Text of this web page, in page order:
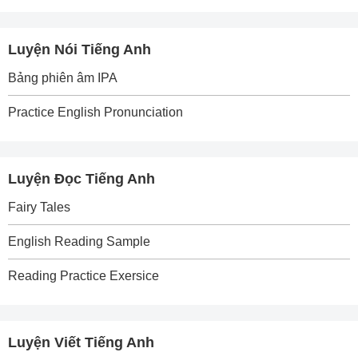
Luyện Nói Tiếng Anh
Bảng phiên âm IPA
Practice English Pronunciation
Luyện Đọc Tiếng Anh
Fairy Tales
English Reading Sample
Reading Practice Exersice
Luyện Viết Tiếng Anh